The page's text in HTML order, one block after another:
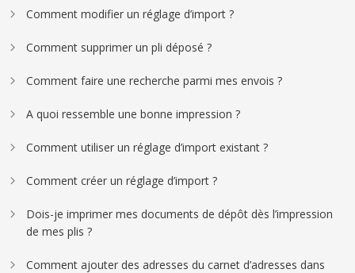
Comment modifier un réglage d’import ?
Comment supprimer un pli déposé ?
Comment faire une recherche parmi mes envois ?
A quoi ressemble une bonne impression ?
Comment utiliser un réglage d’import existant ?
Comment créer un réglage d’import ?
Dois-je imprimer mes documents de dépôt dès l’impression
de mes plis ?
Comment ajouter des adresses du carnet d’adresses dans